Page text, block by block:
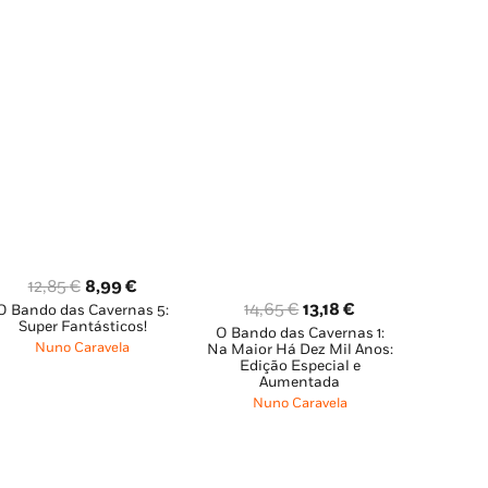
12,85€ O
preço
original
8,99€O
preço
atual
Bando das Cavernas 5:
Super Fantásticos!
Nuno Caravela
14,65€O
preço
original
era:
14,65 €.
13,18€
preço
atual
O Bando das Cavernas 1:
Na Maior Há Dez Mil Anos:
Edição Especial e
Aumentada
Nuno Caravela